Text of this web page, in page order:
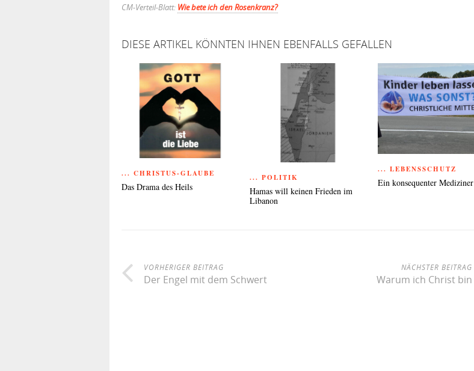
CM-Verteil-Blatt: Wie bete ich den Rosenkranz?
DIESE ARTIKEL KÖNNTEN IHNEN EBENFALLS GEFALLEN
... CHRISTUS-GLAUBE
Das Drama des Heils
... POLITIK
Hamas will keinen Frieden im
Libanon
... LEBENSSCHUTZ
Ein konsequenter Mediziner
VORHERIGER BEITRAG
Der Engel mit dem Schwert
NÄCHSTER BEITRAG
Warum ich Christ bin